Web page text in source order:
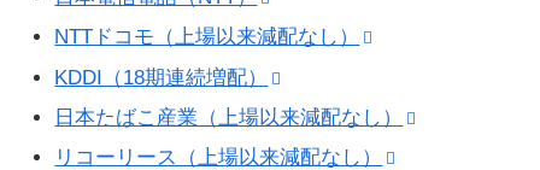
NTTドコモ（上場以来減配なし）
KDDI（18期連続増配）
日本たばこ産業（上場以来減配なし）
リコーリース（上場以来減配なし）